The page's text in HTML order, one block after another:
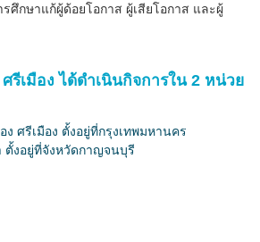
ศึกษาแก้ผู้ด้อยโอกาส ผู้เสียโอกาส และผู้
รีเมือง ได้ดำเนินกิจการใน 2 หน่วย
ศรีเมือง ตั้งอยู่ที่กรุงเทพมหานคร
ตั้งอยู่ที่จังหวัดกาญจนบุรี